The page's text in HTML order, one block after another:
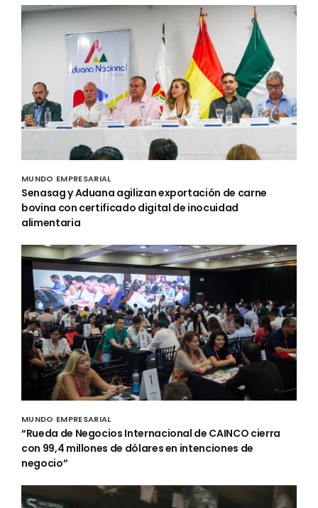
MUNDO EMPRESARIAL
Senasag y Aduana agilizan exportación de carne
bovina con certificado digital de inocuidad
alimentaria
MUNDO EMPRESARIAL
“Rueda de Negocios Internacional de CAINCO cierra
con 99,4 millones de dólares en intenciones de
negocio”